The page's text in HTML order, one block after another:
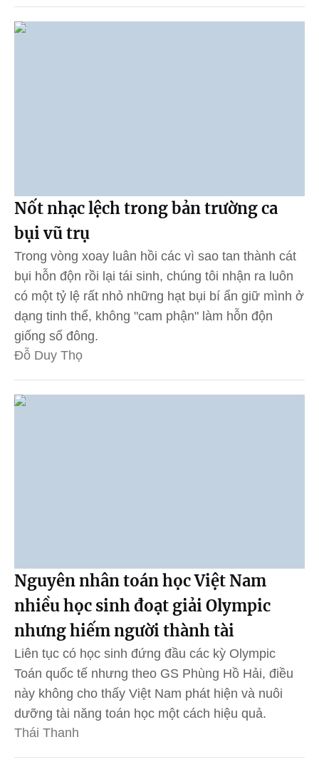
Nốt nhạc lệch trong bản trường ca
bụi vũ trụ
Trong vòng xoay luân hồi các vì sao tan thành cát
bụi hỗn độn rồi lại tái sinh, chúng tôi nhận ra luôn
có một tỷ lệ rất nhỏ những hạt bụi bí ẩn giữ mình ở
dạng tinh thể, không "cam phận" làm hỗn độn
giống số đông.
Đỗ Duy Thọ
Nguyên nhân toán học Việt Nam
nhiều học sinh đoạt giải Olympic
nhưng hiếm người thành tài
Liên tục có học sinh đứng đầu các kỳ Olympic
Toán quốc tế nhưng theo GS Phùng Hồ Hải, điều
này không cho thấy Việt Nam phát hiện và nuôi
dưỡng tài năng toán học một cách hiệu quả.
Thái Thanh